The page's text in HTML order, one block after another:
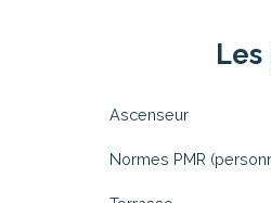
Ascenseur
Normes PMR